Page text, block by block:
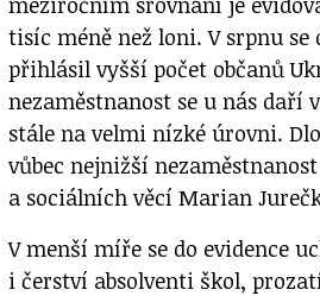
tisíc méně než loni. V srpnu se
přihlásil vyšší počet občanů
nezaměstnanost se u nás
stále na velmi nízké úrovni.
vůbec nejnižší
a sociálních věcí Marian
V menší míře se do evidence
i čerství absolventi škol,